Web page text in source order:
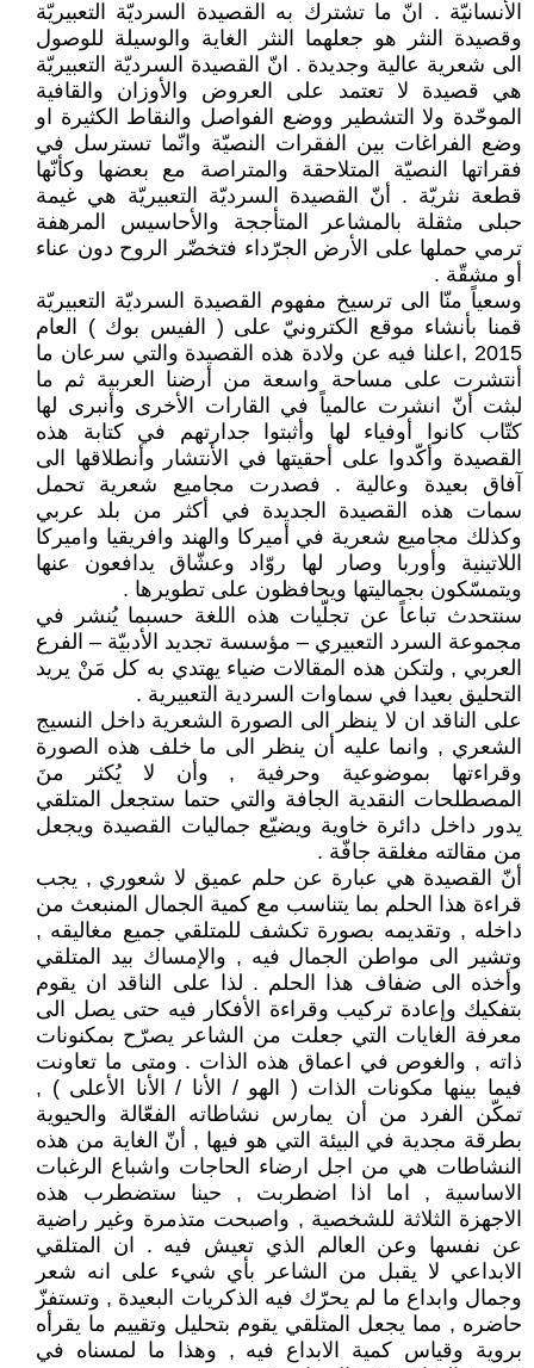
الأنسانيّة . انّ ما تشترك به القصيدة السرديّة التعبيريّة
وقصيدة النثر هو جعلهما النثر الغاية والوسيلة للوصول
الى شعرية عالية وجديدة . انّ القصيدة السرديّة التعبيريّة
هي قصيدة لا تعتمد على العروض والأوزان والقافية
الموحّدة ولا التشطير ووضع الفواصل والنقاط الكثيرة او
وضع الفراغات بين الفقرات النصيّة وانّما تسترسل في
فقراتها النصيّة المتلاحقة والمتراصة مع بعضها وكأنّها
قطعة نثريّة . أنّ القصيدة السرديّة التعبيريّة هي غيمة
حبلى مثقلة بالمشاعر المتأججة والأحاسيس المرهفة
ترمي حملها على الأرض الجرّداء فتخضّر الروح دون عناء
أو مشقّة .
وسعياً منّا الى ترسيخ مفهوم القصيدة السرديّة التعبيريّة
قمنا بأنشاء موقع الكترونيّ على ( الفيس بوك ) العام
2015 ,اعلنا فيه عن ولادة هذه القصيدة والتي سرعان ما
أنتشرت على مساحة واسعة من أرضنا العربية ثم ما
لبثت أنّ انشرت عالمياً في القارات الأخرى وأنبرى لها
كتّاب كانوا أوفياء لها وأثبتوا جدارتهم في كتابة هذه
القصيدة وأكّدوا على أحقيتها في الأنتشار وأنطلاقها الى
آفاق بعيدة وعالية . فصدرت مجاميع شعرية تحمل
سمات هذه القصيدة الجديدة في أكثر من بلد عربي
وكذلك مجاميع شعرية في أميركا والهند وافريقيا واميركا
اللاتينية وأوربا وصار لها روّاد وعشّاق يدافعون عنها
ويتمسّكون بجماليتها ويحافظون على تطويرها .
سنتحدث تباعاً عن تجلّيات هذه اللغة حسبما يُنشر في
مجموعة السرد التعبيري – مؤسسة تجديد الأدبيّة – الفرع
العربي , ولتكن هذه المقالات ضياء يهتدي به كل مَنْ يريد
التحليق بعيدا في سماوات السردية التعبيرية .
على الناقد ان لا ينظر الى الصورة الشعرية داخل النسيج
الشعري , وانما عليه أن ينظر الى ما خلف هذه الصورة
وقراءتها بموضوعية وحرفية , وأن لا يُكثر منَ
المصطلحات النقدية الجافة والتي حتما ستجعل المتلقي
يدور داخل دائرة خاوية ويضيّع جماليات القصيدة ويجعل
من مقالته مغلقة جافّة .
أنّ القصيدة هي عبارة عن حلم عميق لا شعوري , يجب
قراءة هذا الحلم بما يتناسب مع كمية الجمال المنبعث من
داخله , وتقديمه بصورة تكشف للمتلقي جميع مغاليقه ,
وتشير الى مواطن الجمال فيه , والإمساك بيد المتلقي
وأخذه الى ضفاف هذا الحلم . لذا على الناقد ان يقوم
بتفكيك وإعادة تركيب وقراءة الأفكار فيه حتى يصل الى
معرفة الغايات التي جعلت من الشاعر يصرّح بمكنونات
ذاته , والغوص في اعماق هذه الذات . ومتى ما تعاونت
فيما بينها مكونات الذات ( الهو / الأنا / الأنا الأعلى ) ,
تمكّن الفرد من أن يمارس نشاطاته الفعّالة والحيوية
بطرقة مجدية في البيئة التي هو فيها , أنّ الغاية من هذه
النشاطات هي من اجل ارضاء الحاجات واشباع الرغبات
الاساسية , اما اذا اضطربت , حينا ستضطرب هذه
الاجهزة الثلاثة للشخصية , واصبحت متذمرة وغير راضية
عن نفسها وعن العالم الذي تعيش فيه . ان المتلقي
الابداعي لا يقبل من الشاعر بأي شيء على انه شعر
وجمال وابداع ما لم يحرّك فيه الذكريات البعيدة , وتستفزّ
حاضره , مما يجعل المتلقي يقوم بتحليل وتقييم ما يقرأه
بروية وقياس كمية الابداع فيه , وهذا ما لمسناه في